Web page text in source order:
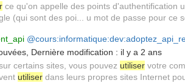
ce qu'on appelle des points d'authentification
(qui sont des poi... u mot de passe pour ce
, Dernière modification : il y a 2 ans
certains sites, vous pouvez utiliser votre
utiliser dans leurs propres sites Internet